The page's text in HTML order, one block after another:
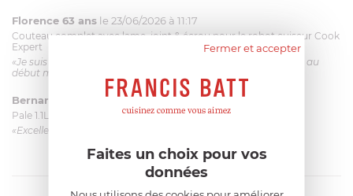
Florence 63 ans le 23/06/2026 à 11:17
Couteau complet avec lame, joint & écrou pour le robot cuiseur Cook
Expert
«Je suis satisfaite du couteau Magimix. L'écrou est un peu dur au
début mais ça le fait. La livraison a été très rapide. ...»
Bernard le 23/06/2026 à 09:43
Pale 1.1L pour Glacier Magimix 11031/121/123/124
«Excellent: produit et livraison»
Fermer et accepter
Faites un choix pour vos
données